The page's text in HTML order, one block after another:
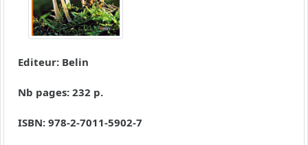
Editeur: Belin
Nb pages: 232 p.
ISBN: 978-2-7011-5902-7